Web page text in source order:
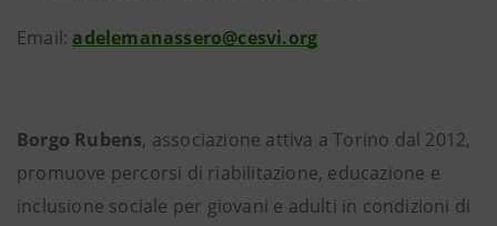
Email: adelemanassero@cesvi.org
Borgo Rubens, associazione attiva a Torino dal 2012,
promuove percorsi di riabilitazione, educazione e
inclusione sociale per giovani e adulti in condizioni di